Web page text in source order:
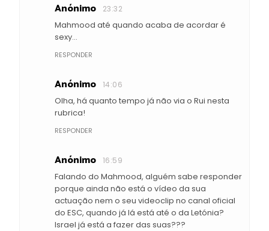
Anónimo 23:32
Mahmood até quando acaba de acordar é
sexy...
RESPONDER
Anónimo 14:06
Olha, há quanto tempo já não via o Rui nesta
rubrica!
RESPONDER
Anónimo 16:59
Falando do Mahmood, alguém sabe responder
porque ainda não está o vídeo da sua
actuação nem o seu videoclip no canal oficial
do ESC, quando já lá está até o da Letónia?
Israel já está a fazer das suas???